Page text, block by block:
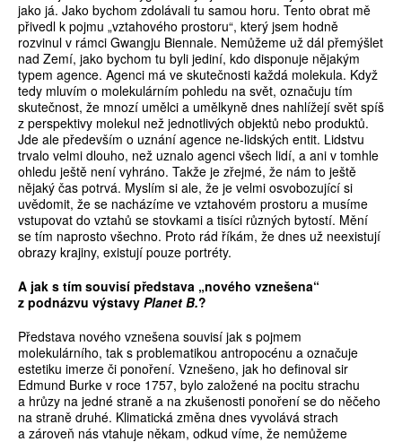
jako já. Jako bychom zdolávali tu samou horu. Tento obrat mě
přivedl k pojmu „vztahového prostoru“, který jsem hodně
rozvinul v rámci Gwangju Biennale. Nemůžeme už dál přemýšlet
nad Zemí, jako bychom tu byli jediní, kdo disponuje nějakým
typem agence. Agenci má ve skutečnosti každá molekula. Když
tedy mluvím o molekulárním pohledu na svět, označuju tím
skutečnost, že mnozí umělci a umělkyně dnes nahlížejí svět spíš
z perspektivy molekul než jednotlivých objektů nebo produktů.
Jde ale především o uznání agence ne­‑lidských entit. Lidstvu
trvalo velmi dlouho, než uznalo agenci všech lidí, a ani v tomhle
ohledu ještě není vyhráno. Takže je zřejmé, že nám to ještě
nějaký čas potrvá. Myslím si ale, že je velmi osvobozující si
uvědomit, že se nacházíme ve vztahovém prostoru a musíme
vstupovat do vztahů se stovkami a tisíci různých bytostí. Mění
se tím naprosto všechno. Proto rád říkám, že dnes už neexistují
obrazy krajiny, existují pouze portréty.
A jak s tím souvisí představa „nového vznešena“
z podnázvu výstavy Planet B.?
Představa nového vznešena souvisí jak s pojmem
molekulárního, tak s problematikou antropocénu a označuje
estetiku imerze či ponoření. Vznešeno, jak ho definoval sir
Edmund Burke v roce 1757, bylo založené na pocitu strachu
a hrůzy na jedné straně a na zkušenosti ponoření se do něčeho
na straně druhé. Klimatická změna dnes vyvolává strach
a zároveň nás vtahuje někam, odkud víme, že nemůžeme